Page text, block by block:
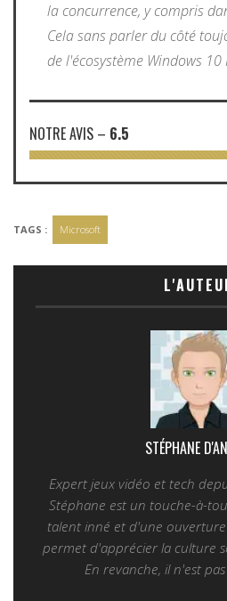
la concurrence, y compris
Cela sans parler du côté
de l'écosystème Windows 10
NOTRE AVIS – 6.5
TAGS : Microsoft
STÉPHANE
Expert jeux vidéo et tech
Stéphane est un touche-à-
talent inné et d'une
permet d'apprécier la culture
En revanche, il n'est pas